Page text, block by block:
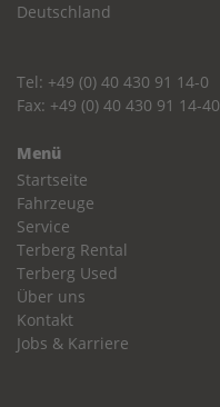
Deutschland
Tel: +49 (0) 40 430 91 14-0
Fax: +49 (0) 40 430 91 14-40
Menü
Startseite
Fahrzeuge
Service
Terberg Rental
Terberg Used
Über uns
Kontakt
Jobs & Karriere